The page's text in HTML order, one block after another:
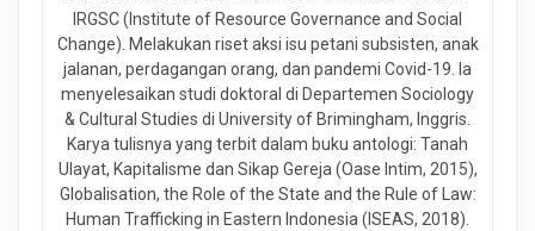
IRGSC (Institute of Resource Governance and Social
Change). Melakukan riset aksi isu petani subsisten, anak
jalanan, perdagangan orang, dan pandemi Covid-19. Ia
menyelesaikan studi doktoral di Departemen Sociology
& Cultural Studies di University of Brimingham, Inggris.
Karya tulisnya yang terbit dalam buku antologi: Tanah
Ulayat, Kapitalisme dan Sikap Gereja (Oase Intim, 2015),
Globalisation, the Role of the State and the Rule of Law:
Human Trafficking in Eastern Indonesia (ISEAS, 2018).